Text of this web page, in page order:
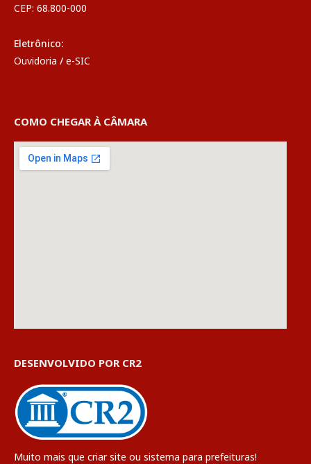
CEP: 68.800-000
Eletrônico:
Ouvidoria / e-SIC
COMO CHEGAR À CÂMARA
DESENVOLVIDO POR CR2
Muito mais que criar site ou sistema para prefeituras!